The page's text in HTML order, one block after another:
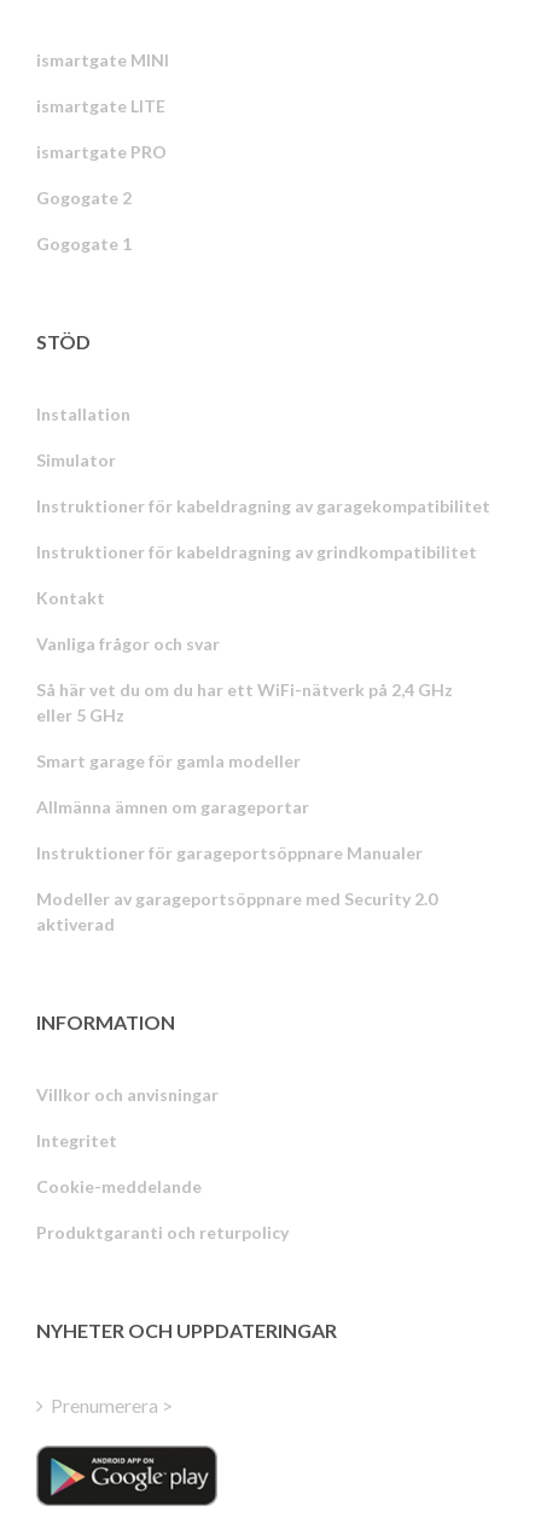
ismartgate MINI
ismartgate LITE
ismartgate PRO
Gogogate 2
Gogogate 1
STÖD
Installation
Simulator
Instruktioner för kabeldragning av garagekompatibilitet
Instruktioner för kabeldragning av grindkompatibilitet
Kontakt
Vanliga frågor och svar
Så här vet du om du har ett WiFi-nätverk på 2,4 GHz
eller 5 GHz
Smart garage för gamla modeller
Allmänna ämnen om garageportar
Instruktioner för garageportsöppnare Manualer
Modeller av garageportsöppnare med Security 2.0
aktiverad
INFORMATION
Villkor och anvisningar
Integritet
Cookie-meddelande
Produktgaranti och returpolicy
NYHETER OCH UPPDATERINGAR
Prenumerera >